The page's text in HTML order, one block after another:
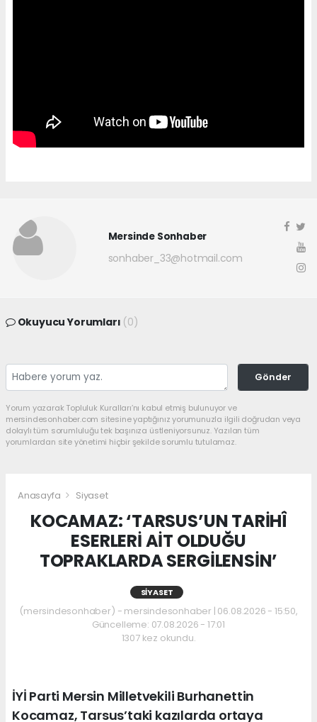
Mersinde Sonhaber
sonhaber_33@hotmail.com
Okuyucu Yorumları (0)
Gönder
Yorum yazarak Topluluk Kuralları’nı kabul etmiş bulunuyor ve
mersindesonhaber.com sitesine yaptığınız yorumunuzla ilgili doğrudan veya
dolaylı tüm sorumluluğu tek başınıza üstleniyorsunuz. Yazılan tüm
yorumlardan site yönetimi hiçbir şekilde sorumlu tutulamaz.
Anasayfa Siyaset
KOCAMAZ: ‘TARSUS’UN TARİHÎ
ESERLERİ AİT OLDUĞU
TOPRAKLARDA SERGİLENSİN’
SIYASET
(mersindesonhaber) - mersindesonhaber | 06.08.2026 - 15:50,
Güncelleme: 07.08.2026 - 17:01
1307 kez okundu.
İYİ Parti Mersin Milletvekili Burhanettin
Kocamaz, Tarsus’taki kazılarda ortaya